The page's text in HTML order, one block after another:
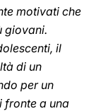
motivati che
giovani.
il
di un
per un
fronte a una